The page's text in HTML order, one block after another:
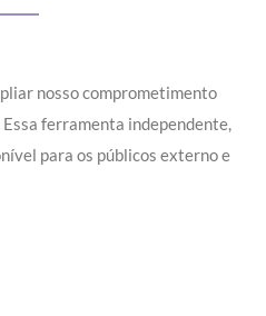
nosso comprometimento
ferramenta independente,
para os públicos externo e